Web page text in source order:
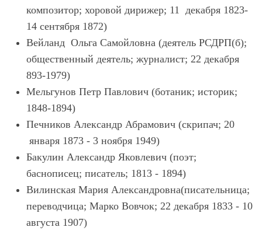
композитор; хоровой дирижер; 11 декабря 1823-
14 сентября 1872)
Вейланд Ольга Самойловна (деятель РСДРП(б);
общественный деятель; журналист; 22 декабря
893-1979)
Мельгунов Петр Павлович (ботаник; историк;
1848-1894)
Печников Александр Абрамович (скрипач; 20
января 1873 - 3 ноября 1949)
Бакулин Александр Яковлевич (поэт;
баснописец; писатель; 1813 - 1894)
Вилинская Мария Александровна(писательница;
переводчица; Марко Вовчок; 22 декабря 1833 - 10
августа 1907)